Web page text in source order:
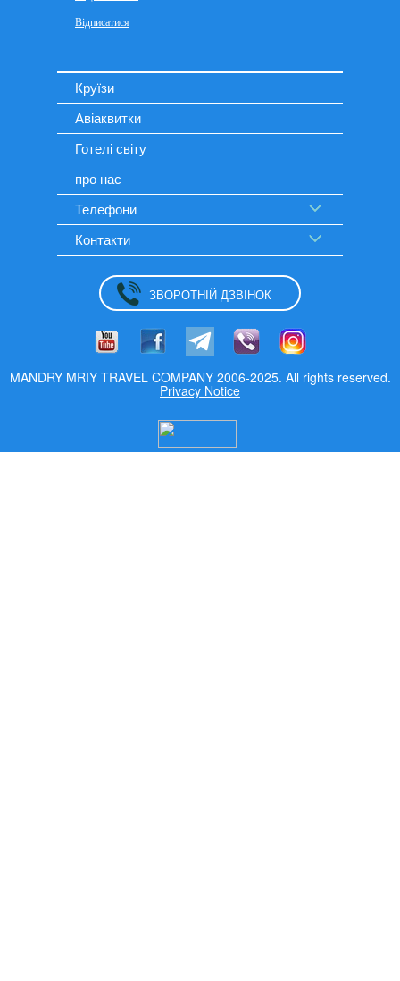
Круїзи
Авіаквитки
Готелі світу
про нас
Телефони
Контакти
ЗВОРОТНІЙ ДЗВІНОК
MANDRY MRIY TRAVEL COMPANY 2006-2025. All rights reserved.
Privacy Notice